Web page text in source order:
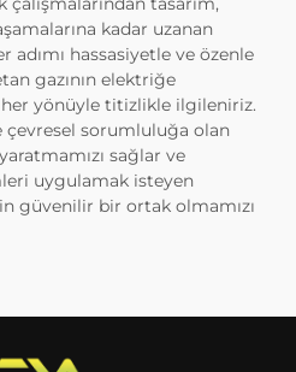
kadar uzanan
hassasiyetle ve özenle
gazının elektriğe
yönüyle titizlikle ilgileniriz.
sorumluluğa olan
sağlar ve
uygulamak isteyen
güvenilir bir ortak olmamızı